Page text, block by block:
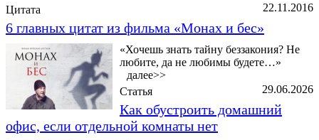
22.11.2016
Цитата
6 главных цитат из фильма «Монах и бес»
«Хочешь знать тайну беззакония? Не
любите, да не любимы будете…»
далее>>
29.06.2026
Статья
Как обустроить домашний
офис, если отдельной комнаты нет